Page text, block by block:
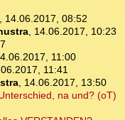
14.06.2017, 08:52
, 14.06.2017, 10:23
11:00
11:41
, 14.06.2017, 13:50
na und? (oT)